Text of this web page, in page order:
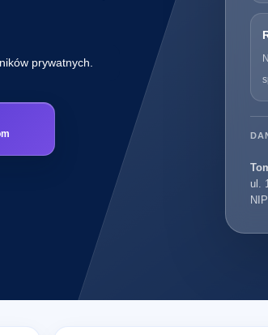
prywatnych.
ul.